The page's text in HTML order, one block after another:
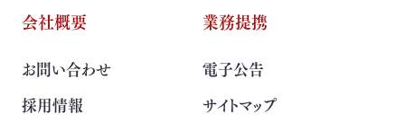
会社概要
業務提携
お問い合わせ
電子公告
採用情報
サイトマップ